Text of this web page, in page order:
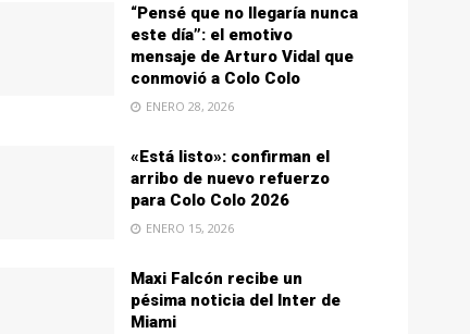
“Pensé que no llegaría nunca
este día”: el emotivo
mensaje de Arturo Vidal que
conmovió a Colo Colo
ENERO 28, 2026
«Está listo»: confirman el
arribo de nuevo refuerzo
para Colo Colo 2026
ENERO 15, 2026
Maxi Falcón recibe un
pésima noticia del Inter de
Miami